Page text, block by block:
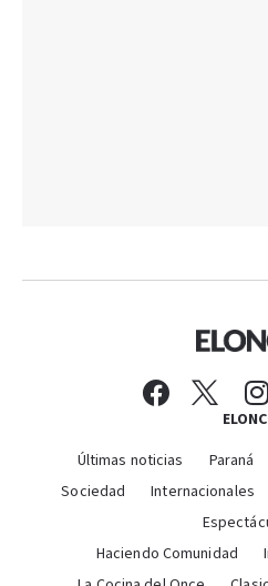
Últimas noticias Paraná
Sociedad
Internacionales
Haciendo Comunidad